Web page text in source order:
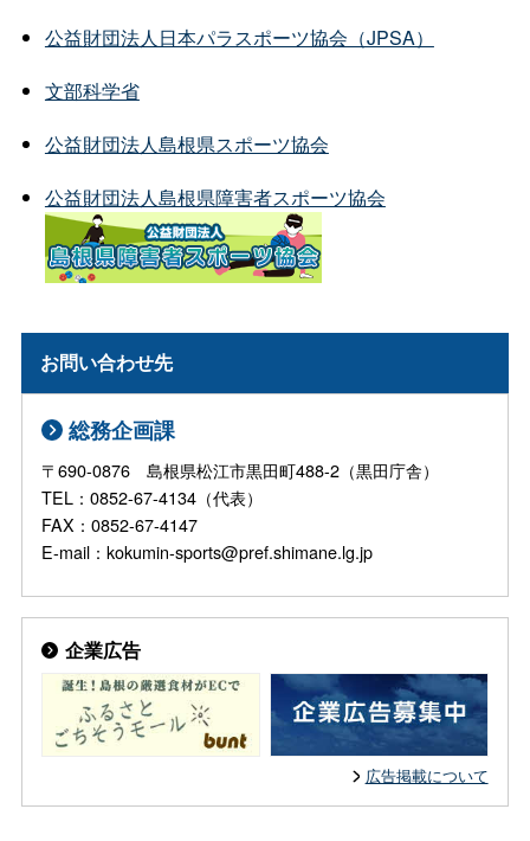
公益財団法人日本パラスポーツ協会（JPSA）
文部科学省
公益財団法人島根県スポーツ協会
公益財団法人島根県障害者スポーツ協会
お問い合わせ先
総務企画課
〒690-0876 島根県松江市黒田町488-2（黒田庁舎）
TEL：0852-67-4134（代表）
FAX：0852-67-4147
E-mail：kokumin-sports@pref.shimane.lg.jp
企業広告
広告掲載について